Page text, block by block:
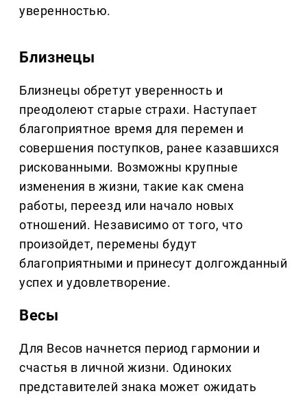
уверенностью.
Близнецы
Близнецы обретут уверенность и
преодолеют старые страхи. Наступает
благоприятное время для перемен и
совершения поступков, ранее казавшихся
рискованными. Возможны крупные
изменения в жизни, такие как смена
работы, переезд или начало новых
отношений. Независимо от того, что
произойдет, перемены будут
благоприятными и принесут долгожданный
успех и удовлетворение.
Весы
Для Весов начнется период гармонии и
счастья в личной жизни. Одиноких
представителей знака может ожидать